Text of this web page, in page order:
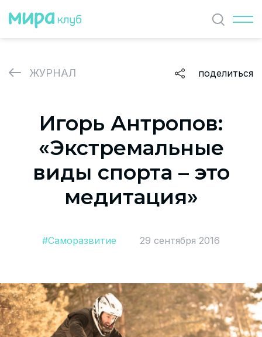
Найти
ЖУРНАЛ поделиться
Игорь Антропов:
«Экстремальные
виды спорта – это
медитация»
#Саморазвитие 29 сентября 2016
СОБЫТИЯ
ПАРТНЕРЫ
ВАКАНСИИ
Политика и соглашение на обработку персональных
О проекте
СОГЛАСИЕ на получение рекламных сообщений и
информации Пользователя МИРА ID
Контакты